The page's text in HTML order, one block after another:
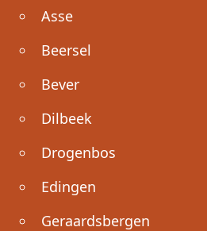
Asse
Beersel
Bever
Dilbeek
Drogenbos
Edingen
Geraardsbergen